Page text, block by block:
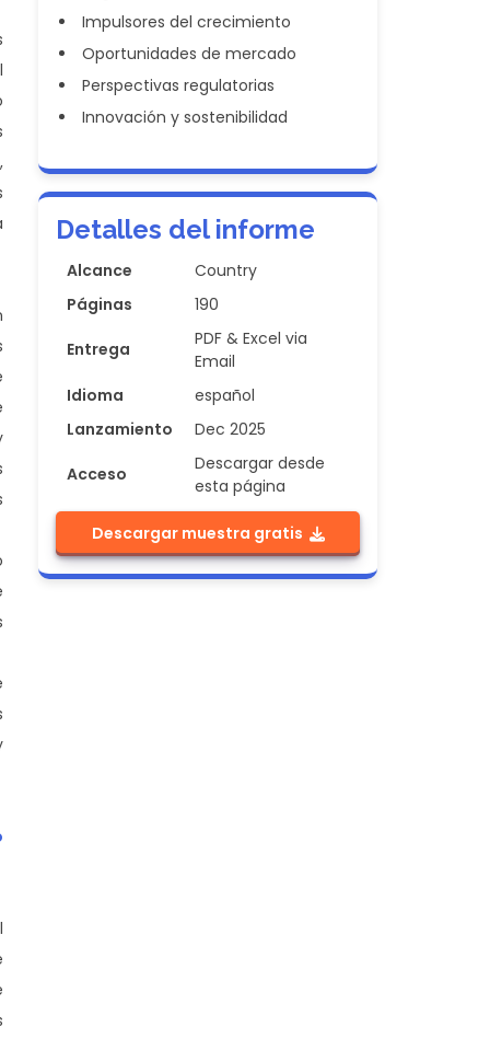
Impulsores del crecimiento
Oportunidades de mercado
Perspectivas regulatorias
Innovación y sostenibilidad
Detalles del informe
Alcance
Country
Páginas
190
Entrega
PDF & Excel via
Email
Idioma
español
Lanzamiento
Dec 2025
Acceso
Descargar desde
esta página
Descargar muestra gratis